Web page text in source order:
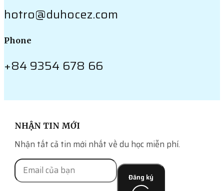
hotro@duhocez.com
Phone
+84 9354 678 66
NHẬN TIN MỚI
Nhận tất cả tin mới nhất về du học miễn phí.
Đăng ký